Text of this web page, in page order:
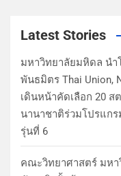
Latest Stories
มหาวิทยาลัยมหิดล น
พันธมิตร Thai Union,
เดินหน้าคัดเลือก 20 ส
นานาชาติร่วมโปรแกร
รุ่นที่ 6
คณะวิทยาศาสตร์ มห